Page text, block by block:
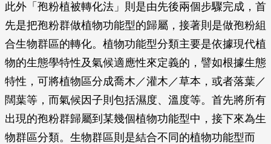
此外「孢粉植被轉化法」則是由先後兩個步驟完成，首
先是把孢粉群做植物功能型的歸屬，接著則是做孢粉組
合生物群區的轉化。植物功能型分類主要是依據現代植
物的生態學特性及氣候適應性來定義的，譬如根據生態
特性，可將植物區分成喬木／灌木／草本，或者落葉／
闊葉等，而氣候因子則包括濕度、溫度等。首先將所有
出現的孢粉群歸屬到某幾個植物功能型中，接下來為生
物群區分類。生物群區則是結合不同的植物功能型而